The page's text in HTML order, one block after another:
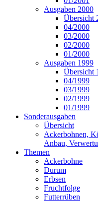
Ausgaben 2000
Übersicht
04/2000
03/2000
02/2000
01/2000
Ausgaben 1999
Übersicht
04/1999
03/1999
02/1999
01/1999
Sonderausgaben
Übersicht
Ackerbohnen,
Anbau,
Themen
Ackerbohne
Durum
Erbsen
Fruchtfolge
Futterrüben